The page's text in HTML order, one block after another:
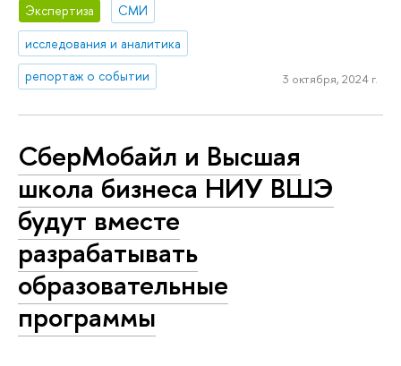
Экспертиза
СМИ
исследования и аналитика
репортаж о событии
3 октября, 2024 г.
СберМобайл и Высшая
школа бизнеса НИУ ВШЭ
будут вместе
разрабатывать
образовательные
программы